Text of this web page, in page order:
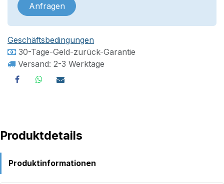
Anfragen
Geschäftsbedingungen
30-Tage-Geld-zurück-Garantie
Versand: 2-3 Werktage
Produktdetails
Produktinformationen